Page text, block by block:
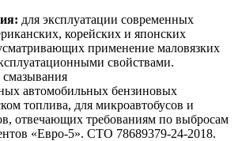
для эксплуатации современных
корейских и японских
применение маловязких
свойствами.
автомобильных бензиновых
топлива, для микроавтобусов и
отвечающих требованиям по выбросам
«Евро-5». СТО 78689379-24-2018.